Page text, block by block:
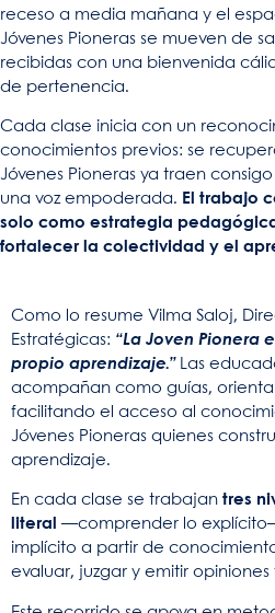
receso a media mañana y el
Jóvenes Pioneras se mueven de
recibidas con una bienvenida
de pertenencia.
Cada clase inicia con un
conocimientos previos: se
Jóvenes Pioneras ya traen
una voz empoderada. El trabajo
solo como estrategia
fortalecer la colectividad y el
Como lo resume Vilma Saloj,
Estratégicas: “La Joven Pionera
propio aprendizaje.”Las
acompañan como guías,
facilitando el acceso al
Jóvenes Pioneras quienes
aprendizaje.
En cada clase se trabajan tres
literal —comprender lo
implícito a partir de
evaluar, juzgar y emitir